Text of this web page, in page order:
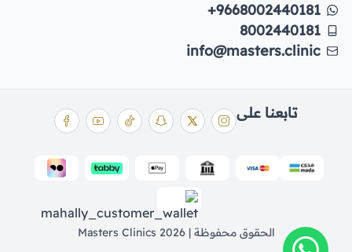
+9668002440181
8002440181
info@masters.clinic
الحقوق محفوظة | 2026 Masters Clinics
تابعنا على